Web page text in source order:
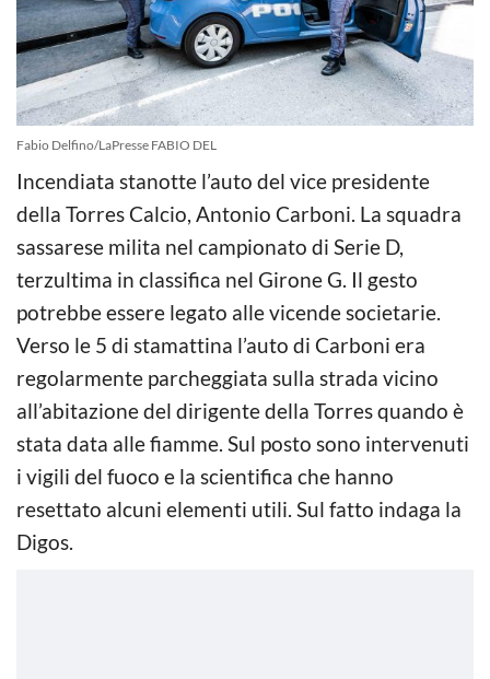
Fabio Delfino/LaPresse FABIO DEL
Incendiata stanotte l’auto del vice presidente
della Torres Calcio, Antonio Carboni. La squadra
sassarese milita nel campionato di Serie D,
terzultima in classifica nel Girone G. Il gesto
potrebbe essere legato alle vicende societarie.
Verso le 5 di stamattina l’auto di Carboni era
regolarmente parcheggiata sulla strada vicino
all’abitazione del dirigente della Torres quando è
stata data alle fiamme. Sul posto sono intervenuti
i vigili del fuoco e la scientifica che hanno
resettato alcuni elementi utili. Sul fatto indaga la
Digos.